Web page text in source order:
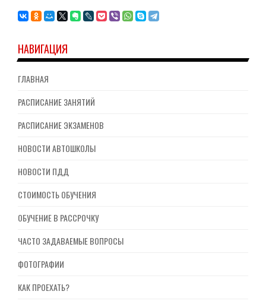
НАВИГАЦИЯ
ГЛАВНАЯ
РАСПИСАНИЕ ЗАНЯТИЙ
РАСПИСАНИЕ ЭКЗАМЕНОВ
НОВОСТИ АВТОШКОЛЫ
НОВОСТИ ПДД
СТОИМОСТЬ ОБУЧЕНИЯ
ОБУЧЕНИЕ В РАССРОЧКУ
ЧАСТО ЗАДАВАЕМЫЕ ВОПРОСЫ
ФОТОГРАФИИ
КАК ПРОЕХАТЬ?